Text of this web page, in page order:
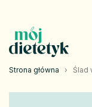
Strona główna › Ślad